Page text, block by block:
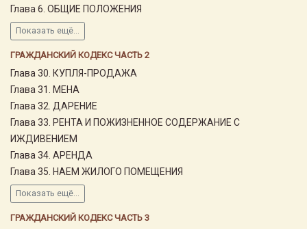
Глава 6. ОБЩИЕ ПОЛОЖЕНИЯ
Показать ещё...
ГРАЖДАНСКИЙ КОДЕКС ЧАСТЬ 2
Глава 30. КУПЛЯ-ПРОДАЖА
Глава 31. МЕНА
Глава 32. ДАРЕНИЕ
Глава 33. РЕНТА И ПОЖИЗНЕННОЕ СОДЕРЖАНИЕ С
ИЖДИВЕНИЕМ
Глава 34. АРЕНДА
Глава 35. НАЕМ ЖИЛОГО ПОМЕЩЕНИЯ
Показать ещё...
ГРАЖДАНСКИЙ КОДЕКС ЧАСТЬ 3